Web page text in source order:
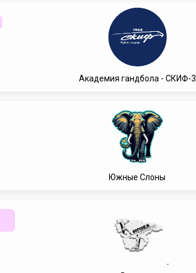
Академия гандбола - СКИФ-3
Южные Слоны